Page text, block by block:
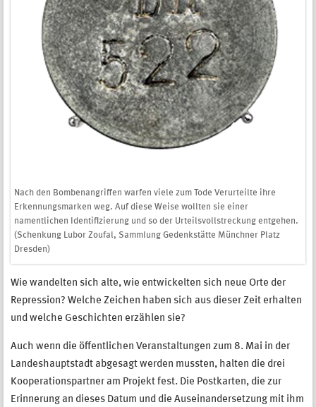
Nach den Bombenangriffen warfen viele zum Tode Verurteilte ihre
Erkennungsmarken weg. Auf diese Weise wollten sie einer
namentlichen Identifizierung und so der Urteilsvollstreckung entgehen.
(Schenkung Lubor Zoufal, Sammlung Gedenkstätte Münchner Platz
Dresden)
Wie wandelten sich alte, wie entwickelten sich neue Orte der
Repression? Welche Zeichen haben sich aus dieser Zeit erhalten
und welche Geschichten erzählen sie?
Auch wenn die öffentlichen Veranstaltungen zum 8. Mai in der
Landeshauptstadt abgesagt werden mussten, halten die drei
Kooperationspartner am Projekt fest. Die Postkarten, die zur
Erinnerung an dieses Datum und die Auseinandersetzung mit ihm